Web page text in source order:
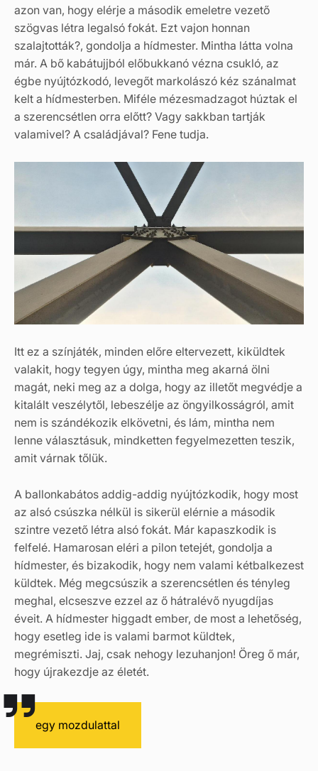
azon van, hogy elérje a második emeletre vezető
szögvas létra legalsó fokát. Ezt vajon honnan
szalajtották?, gondolja a hídmester. Mintha látta volna
már. A bő kabátujjból előbukkanó vézna csukló, az
égbe nyújtózkodó, levegőt markolászó kéz szánalmat
kelt a hídmesterben. Miféle mézesmadzagot húztak el
a szerencsétlen orra előtt? Vagy sakkban tartják
valamivel? A családjával? Fene tudja.
Itt ez a színjáték, minden előre eltervezett, kiküldtek
valakit, hogy tegyen úgy, mintha meg akarná ölni
magát, neki meg az a dolga, hogy az illetőt megvédje a
kitalált veszélytől, lebeszélje az öngyilkosságról, amit
nem is szándékozik elkövetni, és lám, mintha nem
lenne választásuk, mindketten fegyelmezetten teszik,
amit várnak tőlük.
A ballonkabátos addig-addig nyújtózkodik, hogy most
az alsó csúszka nélkül is sikerül elérnie a második
szintre vezető létra alsó fokát. Már kapaszkodik is
felfelé. Hamarosan eléri a pilon tetejét, gondolja a
hídmester, és bizakodik, hogy nem valami kétbalkezest
küldtek. Még megcsúszik a szerencsétlen és tényleg
meghal, elcseszve ezzel az ő hátralévő nyugdíjas
éveit. A hídmester higgadt ember, de most a lehetőség,
hogy esetleg ide is valami barmot küldtek,
megrémiszti. Jaj, csak nehogy lezuhanjon! Öreg ő már,
hogy újrakezdje az életét.
egy mozdulattal